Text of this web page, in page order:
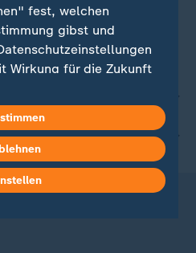
fest, welchen
gibst und
Wirkung für die Zukunft
du in unserer